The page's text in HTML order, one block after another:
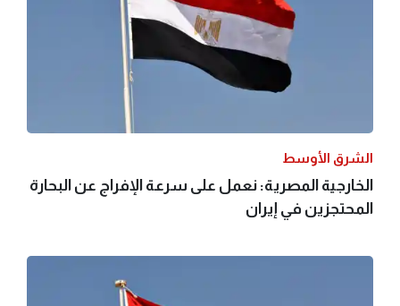
الشرق الأوسط
الخارجية المصرية: نعمل على سرعة الإفراج عن البحارة
المحتجزين في إيران